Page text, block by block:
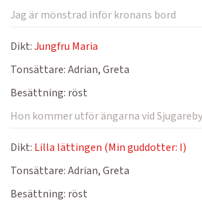
Jag är mönstrad inför kronans bord
Dikt:Jungfru Maria
Tonsättare:Adrian, Greta
Besättning: röst
Hon kommer utför ängarna vid Sjugareby
Dikt: Lilla lättingen (Min guddotter: I)
Tonsättare:Adrian, Greta
Besättning: röst